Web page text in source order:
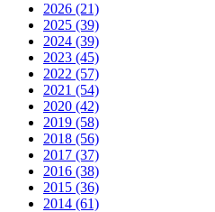
2026 (21)
2025 (39)
2024 (39)
2023 (45)
2022 (57)
2021 (54)
2020 (42)
2019 (58)
2018 (56)
2017 (37)
2016 (38)
2015 (36)
2014 (61)